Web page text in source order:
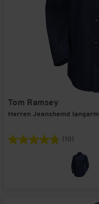
Tom Ramsey
Herren Jeanshemd langarm
(10)